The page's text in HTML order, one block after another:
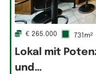
Bürofläche
€ 265.000 731m²
Lokal mit
und…